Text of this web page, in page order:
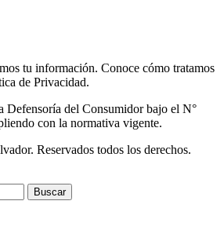
tu información. Conoce cómo tratamos
de Privacidad.
Defensoría del Consumidor bajo el N°
con la normativa vigente.
Reservados todos los derechos.
Buscar